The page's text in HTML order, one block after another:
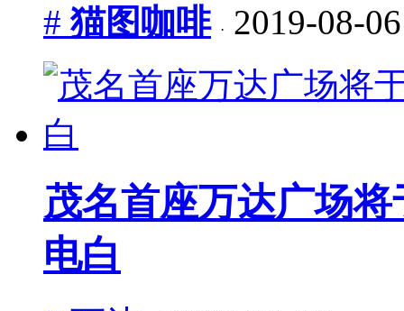
#猫图咖啡 · 2019-08-06
茂名首座万达广场
电白